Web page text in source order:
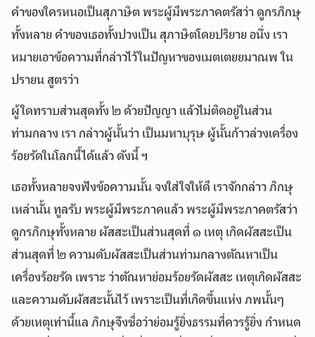
คำของใครหนอเป็นสุภาษิต พระผู้มีพระภาคตรัสว่า ดูกรภิกษุ
ทั้งหลาย คำของเธอทั้งปวงเป็น สุภาษิตโดยปริยาย อนึ่ง เรา
หมายเอาข้อความที่กล่าวไว้ในปัญหาของเมตเตยยมาณพ ใน
ปรายน สูตรว่า
ผู้ใดทราบส่วนสุดทั้ง ๒ ด้วยปัญญา แล้วไม่ติดอยู่ในส่วน
ท่ามกลาง เรา กล่าวผู้นั้นว่า เป็นมหาบุรุษ ผู้นั้นก้าวล่วงเครื่อง
ร้อยรัดในโลกนี้ได้แล้ว ดังนี้ ฯ
เธอทั้งหลายจงฟังข้อความนั้น จงใส่ใจให้ดี เราจักกล่าว ภิกษุ
เหล่านั้น ทูลรับ พระผู้มีพระภาคแล้ว พระผู้มีพระภาคตรัสว่า
ดูกรภิกษุทั้งหลาย ผัสสะเป็นส่วนสุดที่ ๑ เหตุ เกิดผัสสะเป็น
ส่วนสุดที่ ๒ ความดับผัสสะเป็นส่วนท่ามกลางตัณหาเป็น
เครื่องร้อยรัด เพราะ ว่าตัณหาย่อมร้อยรัดผัสสะ เหตุเกิดผัสสะ
และความดับผัสสะนั้นไว้ เพราะเป็นที่เกิดขึ้นแห่ง ภพนั้นๆ
ด้วยเหตุเท่านี้แล ภิกษุจึงชื่อว่าย่อมรู้ยิ่งธรรมที่ควรรู้ยิ่ง กำหนด